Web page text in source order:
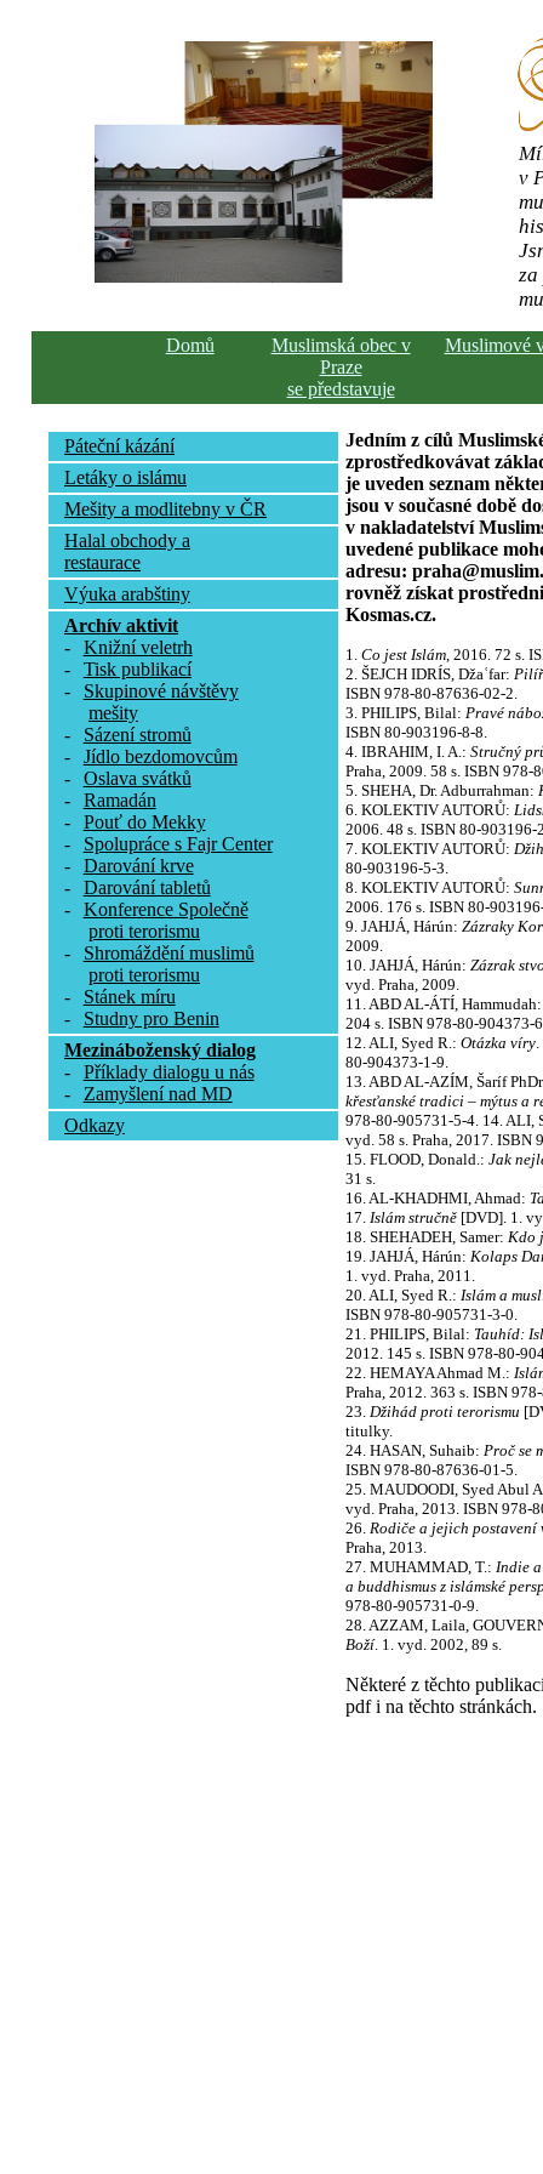
v
Domů
Muslimská obec v
Praze
se představuje
Muslimové
Páteční kázání
Letáky o islámu
Mešity a modlitebny v ČR
Halal obchody a
restaurace
Výuka arabštiny
Archív aktivit
-
Knižní veletrh
-
Tisk publikací
-
Skupinové návštěvy
mešity
-
Sázení stromů
-
Jídlo bezdomovcům
-
Oslava svátků
-
Ramadán
-
Pouť do Mekky
-
Spolupráce s Fajr Center
-
Darování krve
-
Darování tabletů
-
Konference Společně
proti terorismu
-
Shromáždění muslimů
proti terorismu
-
Stánek míru
-
Studny pro Benin
Mezináboženský dialog
-
Příklady dialogu u nás
-
Zamyšlení nad MD
Odkazy
Jedním z cílů
zprostředkovávat
je uveden seznam
jsou v současné době
v nakladatelství
uvedené publikace
adresu:
rovněž získat
Kosmas.cz.
1. Co jest Islám, 2016. 72 s.
2. ŠEJCH IDRÍS, Džaʿfar:
ISBN 978-80-87636-02-2.
3. PHILIPS, Bilal: Pravé
ISBN 80-903196-8-8.
4. IBRAHIM, I. A.: Stručný
Praha, 2009. 58 s. ISBN 978-
5. SHEHA, Dr. Adburrahman:
6. KOLEKTIV AUTORŮ:
2006. 48 s. ISBN 80-903196-
7. KOLEKTIV AUTORŮ:
80-903196-5-3.
8. KOLEKTIV AUTORŮ:
2006. 176 s. ISBN 80-
9. JAHJÁ, Hárún: Zázraky
2009.
10. JAHJÁ, Hárún: Zázrak
vyd. Praha, 2009.
11. ABD AL-ÁTÍ,
204 s. ISBN 978-80-904373-
12. ALI, Syed R.: Otázka víry.
80-904373-1-9.
13. ABD AL-AZÍM, Šaríf
křesťanské tradici – mýtus a
978-80-905731-5-4. 14. ALI,
vyd. 58 s. Praha, 2017. ISBN
15. FLOOD, Donald.: Jak
31 s.
16. AL-KHADHMI, Ahmad:
17. Islám stručně[DVD]. 1.
18. SHEHADEH, Samer: Kdo
19. JAHJÁ, Hárún: Kolaps
1. vyd. Praha, 2011.
20. ALI, Syed R.: Islám a
ISBN 978-80-905731-3-0.
21. PHILIPS, Bilal: Tauhíd:
2012. 145 s. ISBN 978-80-
22. HEMAYA Ahmad M.:
Praha, 2012. 363 s. ISBN
23. Džihád proti terorismu
titulky.
24. HASAN, Suhaib: Proč se
ISBN 978-80-87636-01-5.
25. MAUDOODI, Syed Abul
vyd. Praha, 2013. ISBN 978-
26. Rodiče a jejich postavení
Praha, 2013.
27. MUHAMMAD, T.: Indie a
a buddhismus z islámské
978-80-905731-0-9.
28. AZZAM, Laila,
Boží. 1. vyd. 2002, 89 s.
Některé z těchto
pdf i na těchto stránkách.